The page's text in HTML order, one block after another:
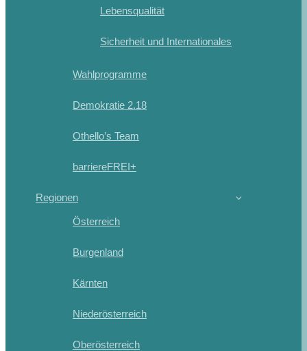
Lebensqualität
Sicherheit und Internationales
Wahlprogramme
Demokratie 2.18
Othello’s Team
barriereFREI+
Regionen
Österreich
Burgenland
Kärnten
Niederösterreich
Oberösterreich